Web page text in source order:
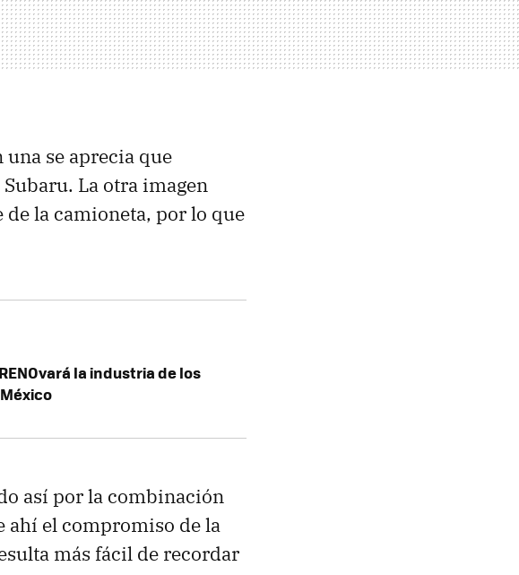
una se aprecia que
La otra imagen
de la camioneta, por lo que
la industria de los
así por la combinación
ahí el compromiso de la
más fácil de recordar